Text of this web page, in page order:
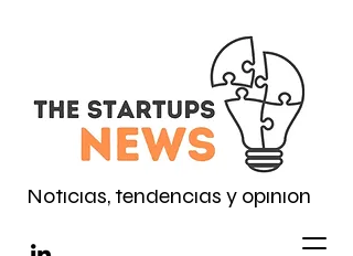
Noticias, tendencias y opinión